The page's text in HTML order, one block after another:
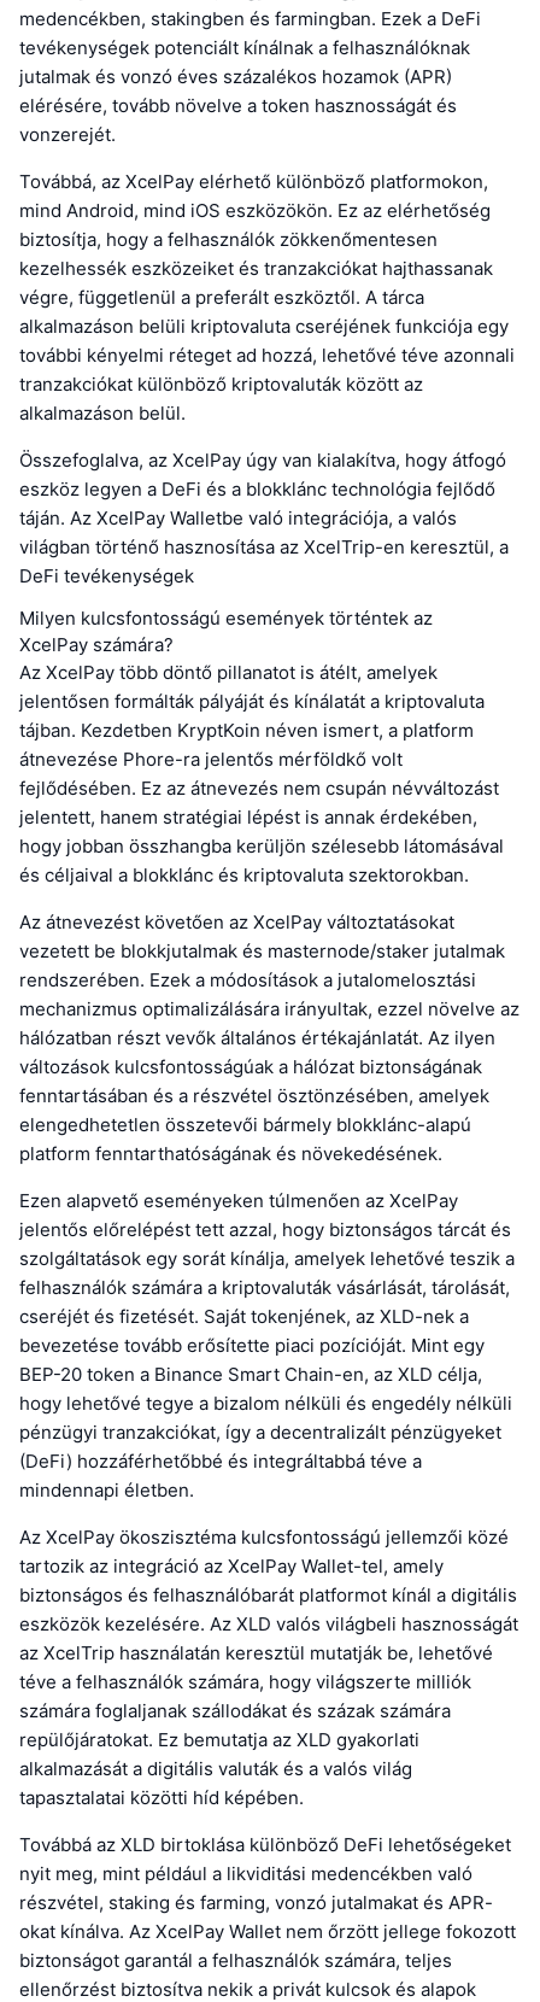
medencékben, stakingben és farmingban. Ezek a DeFi
tevékenységek potenciált kínálnak a felhasználóknak
jutalmak és vonzó éves százalékos hozamok (APR)
elérésére, tovább növelve a token hasznosságát és
vonzerejét.
Továbbá, az XcelPay elérhető különböző platformokon,
mind Android, mind iOS eszközökön. Ez az elérhetőség
biztosítja, hogy a felhasználók zökkenőmentesen
kezelhessék eszközeiket és tranzakciókat hajthassanak
végre, függetlenül a preferált eszköztől. A tárca
alkalmazáson belüli kriptovaluta cseréjének funkciója egy
további kényelmi réteget ad hozzá, lehetővé téve azonnali
tranzakciókat különböző kriptovaluták között az
alkalmazáson belül.
Összefoglalva, az XcelPay úgy van kialakítva, hogy átfogó
eszköz legyen a DeFi és a blokklánc technológia fejlődő
táján. Az XcelPay Walletbe való integrációja, a valós
világban történő hasznosítása az XcelTrip-en keresztül, a
DeFi tevékenységek
Milyen kulcsfontosságú események történtek az
XcelPay számára?
Az XcelPay több döntő pillanatot is átélt, amelyek
jelentősen formálták pályáját és kínálatát a kriptovaluta
tájban. Kezdetben KryptKoin néven ismert, a platform
átnevezése Phore-ra jelentős mérföldkő volt
fejlődésében. Ez az átnevezés nem csupán névváltozást
jelentett, hanem stratégiai lépést is annak érdekében,
hogy jobban összhangba kerüljön szélesebb látomásával
és céljaival a blokklánc és kriptovaluta szektorokban.
Az átnevezést követően az XcelPay változtatásokat
vezetett be blokkjutalmak és masternode/staker jutalmak
rendszerében. Ezek a módosítások a jutalomelosztási
mechanizmus optimalizálására irányultak, ezzel növelve az
hálózatban részt vevők általános értékajánlatát. Az ilyen
változások kulcsfontosságúak a hálózat biztonságának
fenntartásában és a részvétel ösztönzésében, amelyek
elengedhetetlen összetevői bármely blokklánc-alapú
platform fenntarthatóságának és növekedésének.
Ezen alapvető eseményeken túlmenően az XcelPay
jelentős előrelépést tett azzal, hogy biztonságos tárcát és
szolgáltatások egy sorát kínálja, amelyek lehetővé teszik a
felhasználók számára a kriptovaluták vásárlását, tárolását,
cseréjét és fizetését. Saját tokenjének, az XLD-nek a
bevezetése tovább erősítette piaci pozícióját. Mint egy
BEP-20 token a Binance Smart Chain-en, az XLD célja,
hogy lehetővé tegye a bizalom nélküli és engedély nélküli
pénzügyi tranzakciókat, így a decentralizált pénzügyeket
(DeFi) hozzáférhetőbbé és integráltabbá téve a
mindennapi életben.
Az XcelPay ökoszisztéma kulcsfontosságú jellemzői közé
tartozik az integráció az XcelPay Wallet-tel, amely
biztonságos és felhasználóbarát platformot kínál a digitális
eszközök kezelésére. Az XLD valós világbeli hasznosságát
az XcelTrip használatán keresztül mutatják be, lehetővé
téve a felhasználók számára, hogy világszerte milliók
számára foglaljanak szállodákat és százak számára
repülőjáratokat. Ez bemutatja az XLD gyakorlati
alkalmazását a digitális valuták és a valós világ
tapasztalatai közötti híd képében.
Továbbá az XLD birtoklása különböző DeFi lehetőségeket
nyit meg, mint például a likviditási medencékben való
részvétel, staking és farming, vonzó jutalmakat és APR-
okat kínálva. Az XcelPay Wallet nem őrzött jellege fokozott
biztonságot garantál a felhasználók számára, teljes
ellenőrzést biztosítva nekik a privát kulcsok és alapok